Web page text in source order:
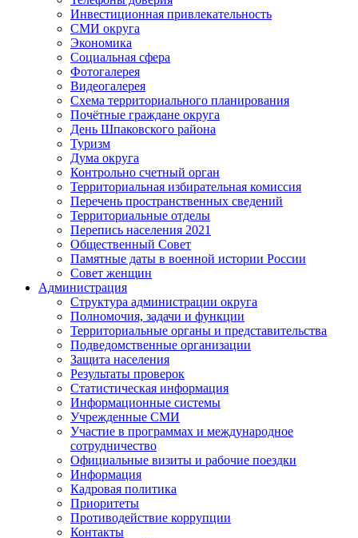
Инвестиционная привлекательность
СМИ округа
Экономика
Социальная сфера
Фотогалерея
Видеогалерея
Схема территориального планирования
Почётные граждане округа
День Шпаковского района
Туризм
Дума округа
Контрольно счетный орган
Территориальная избирательная комиссия
Перечень пространственных сведений
Территориальные отделы
Перепись населения 2021
Общественный Совет
Памятные даты в военной истории России
Совет женщин
Администрация
Структура администрации округа
Полномочия, задачи и функции
Территориальные органы и представительства
Подведомственные организации
Защита населения
Результаты проверок
Статистическая информация
Информационные системы
Учрежденные СМИ
Участие в программах и международное
сотрудничество
Официальные визиты и рабочие поездки
Информация
Кадровая политика
Приоритеты
Противодействие коррупции
Контакты